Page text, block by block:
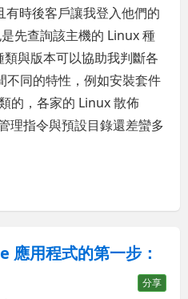
時後客戶讓我登入他們的
先查詢該主機的 Linux 種
與版本可以協助我判斷各
同的特性，例如安裝套件
的，各家的 Linux 散佈
指令與預設目錄還差蠻多
用程式的第一步：
分享